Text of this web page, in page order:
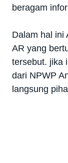
beragam
Dalam hal ini
AR yang
tersebut. jika
dari NPWP
langsung